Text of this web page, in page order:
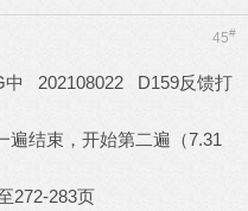
45#
中 202108022 D159反馈打
遍结束，开始第二遍（7.31
272-283页